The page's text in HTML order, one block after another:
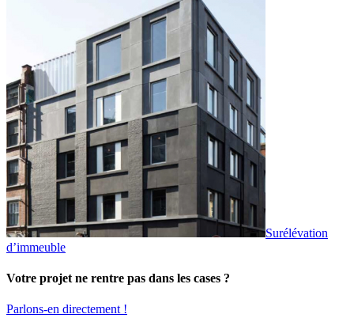
Surélévation
d’immeuble
Votre projet ne rentre pas dans les cases ?
Parlons-en directement !